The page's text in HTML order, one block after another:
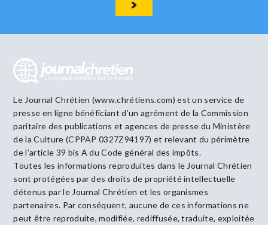
Le Journal Chrétien (www.chrétiens.com) est un service de
presse en ligne bénéficiant d’un agrément de la Commission
paritaire des publications et agences de presse du Ministère
de la Culture (CPPAP 0327Z94197) et relevant du périmètre
de l’article 39 bis A du Code général des impôts.
Toutes les informations reproduites dans le Journal Chrétien
sont protégées par des droits de propriété intellectuelle
détenus par le Journal Chrétien et les organismes
partenaires. Par conséquent, aucune de ces informations ne
peut être reproduite, modifiée, rediffusée, traduite, exploitée